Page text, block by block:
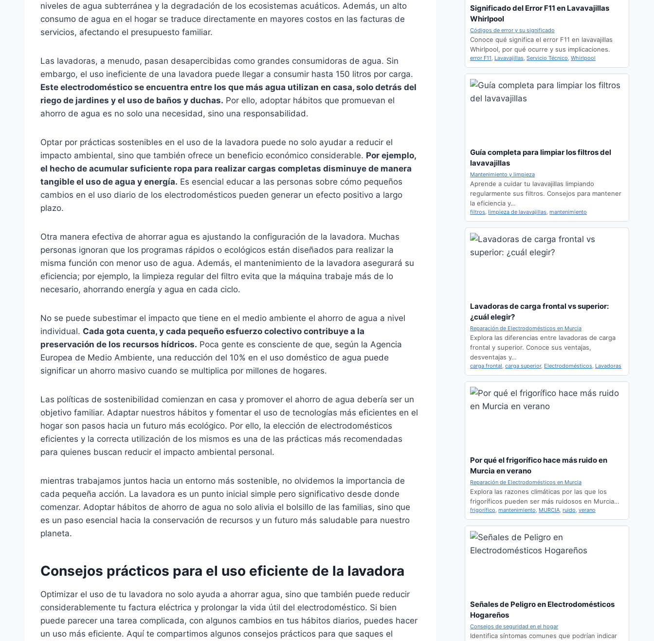
niveles de agua subterránea y la degradación de los ecosistemas acuáticos. Además, un alto
consumo de agua en el hogar se traduce directamente en mayores costos en las facturas de
servicios, afectando el presupuesto familiar.
Las lavadoras, a menudo, pasan desapercibidas como grandes consumidoras de agua. Sin
embargo, el uso ineficiente de una lavadora puede llegar a consumir hasta 150 litros por carga.
Este electrodoméstico se encuentra entre los que más agua utilizan en casa, solo detrás del
riego de jardines y el uso de baños y duchas. Por ello, adoptar hábitos que promuevan el
ahorro de agua es no solo una necesidad, sino una responsabilidad.
Optar por prácticas sostenibles en el uso de la lavadora puede no solo ayudar a reducir el
impacto ambiental, sino que también ofrece un beneficio económico considerable. Por ejemplo,
el hecho de acumular suficiente ropa para realizar cargas completas disminuye de manera
tangible el uso de agua y energía. Es esencial educar a las personas sobre cómo pequeños
cambios en el uso diario de los electrodomésticos pueden generar un efecto positivo a largo
plazo.
Otra manera efectiva de ahorrar agua es ajustando la configuración de la lavadora. Muchas
personas ignoran que los programas rápidos o ecológicos están diseñados para realizar la
misma función con menor uso de agua. Además, el mantenimiento de la lavadora asegurará su
eficiencia; por ejemplo, la limpieza regular del filtro evita que la máquina trabaje más de lo
necesario, ahorrando energía y agua en cada ciclo.
No se puede subestimar el impacto que tiene en el medio ambiente el ahorro de agua a nivel
individual. Cada gota cuenta, y cada pequeño esfuerzo colectivo contribuye a la
preservación de los recursos hídricos. Poca gente es consciente de que, según la Agencia
Europea de Medio Ambiente, una reducción del 10% en el uso doméstico de agua puede
significar un ahorro masivo cuando se multiplica por millones de hogares.
Las políticas de sostenibilidad comienzan en casa y promover el ahorro de agua debería ser un
objetivo familiar. Adaptar nuestros hábitos y fomentar el uso de tecnologías más eficientes en el
hogar son pasos hacia un futuro más ecológico. Por ello, la elección de electrodomésticos
eficientes y la correcta utilización de los mismos es una de las prácticas más recomendadas
para quienes buscan reducir el impacto ambiental personal.
mientras trabajamos juntos hacia un entorno más sostenible, no olvidemos la importancia de
cada pequeña acción. La lavadora es un punto inicial simple pero significativo desde donde
comenzar. Adoptar hábitos de ahorro de agua no solo alivia el bolsillo de las familias, sino que
es un paso esencial hacia la conservación de recursos y un futuro más saludable para nuestro
planeta.
Consejos prácticos para el uso eficiente de la lavadora
Optimizar el uso de tu lavadora no solo ayuda a ahorrar agua, sino que también puede reducir
considerablemente tu factura eléctrica y prolongar la vida útil del electrodoméstico. Si bien
puede parecer una tarea complicada, con algunos cambios en tus hábitos diarios, puedes hacer
un uso más eficiente. Aquí te compartimos algunos consejos prácticos para que saques el
Significado del Error F11 en Lavavajillas
Whirlpool
Códigos de error y su significado
Conoce qué significa el error F11 en lavavajillas
Whirlpool, por qué ocurre y sus implicaciones.
error F11, Lavavajillas,Servicio Técnico,Whirlpool
Guía completa para limpiar los filtros del
lavavajillas
Mantenimiento y limpieza
Aprende a cuidar tu lavavajillas limpiando
regularmente sus filtros. Consejos para mantener
la eficiencia y…
filtros,limpieza de lavavajillas,mantenimiento
Lavadoras de carga frontal vs superior:
¿cuál elegir?
Reparación de Electrodomésticos en Murcia
Explora las diferencias entre lavadoras de carga
frontal y superior. Conoce sus ventajas,
desventajas y…
carga frontal,carga superior, Electrodomésticos, Lavadoras
Por qué el frigorífico hace más ruido en
Murcia en verano
Reparación de Electrodomésticos en Murcia
Explora las razones climáticas por las que los
frigoríficos pueden ser más ruidosos en Murcia…
frigorífico,mantenimiento, MURCIA,ruido,verano
Señales de Peligro en Electrodomésticos
Hogareños
Consejos de seguridad en el hogar
Identifica síntomas comunes que podrían indicar